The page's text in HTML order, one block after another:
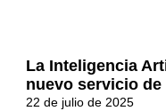
La Inteligencia
nuevo servicio
22 de julio de 2025